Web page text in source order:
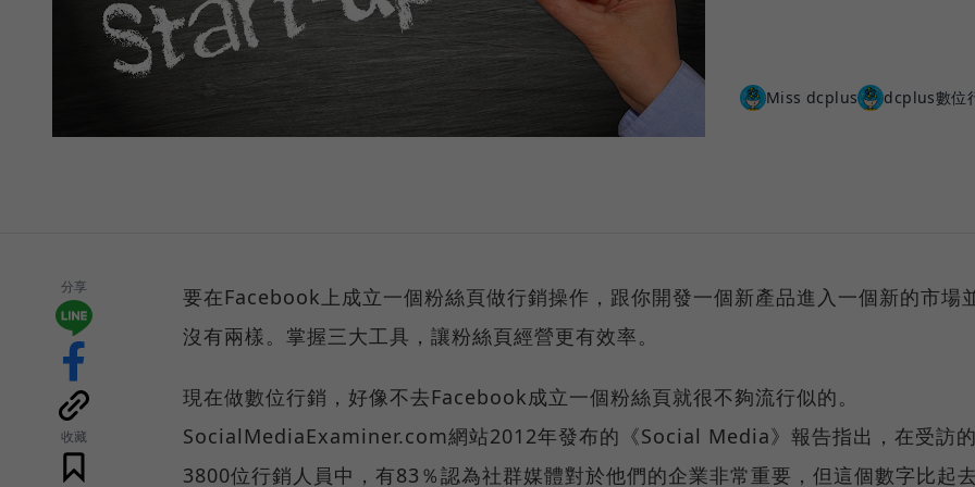
Miss dcplus dcplus數位
分享
收藏
要在Facebook上成立一個粉絲頁做行銷操作，跟你開發一個新產品進入一個新的市場
沒有兩樣。掌握三大工具，讓粉絲頁經營更有效率。
現在做數位行銷，好像不去Facebook成立一個粉絲頁就很不夠流行似的。
SocialMediaExaminer.com網站2012年發布的《Social Media》報告指出，在受訪的
3800位行銷人員中，有83％認為社群媒體對於他們的企業非常重要，但這個數字比起去